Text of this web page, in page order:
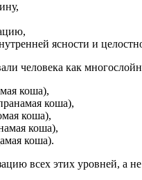
ясности и
человека как
коша),
коша),
коша),
коша),
коша).
всех этих уровней, а